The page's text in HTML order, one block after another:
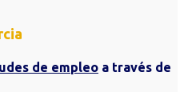
de empleo a través de